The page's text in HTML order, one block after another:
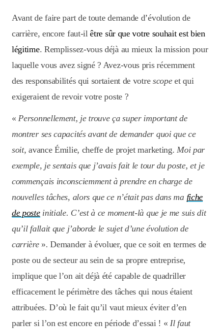
Avant de faire part de toute demande d’évolution de
carrière, encore faut-ilêtre sûr que votre souhait est bien
légitime. Remplissez-vous déjà au mieux la mission pour
laquelle vous avez signé ? Avez-vous pris récemment
des responsabilités qui sortaient de votre scopeet qui
exigeraient de revoir votre poste ?
«Personnellement, je trouve ça super important de
montrer ses capacités avant de demander quoi que ce
soit, avance Émilie, cheffe de projet marketing.Moi par
exemple, je sentais que j’avais fait le tour du poste, et je
commençais inconsciemment à prendre en charge de
nouvelles tâches, alors que ce n’était pas dans ma fiche
de posteinitiale. C’est à ce moment-là que je me suis dit
qu’il fallait que j’aborde le sujet d’une évolution de
carrière». Demander à évoluer, que ce soit en termes de
poste ou de secteur au sein de sa propre entreprise,
implique que l’on ait déjà été capable de quadriller
efficacement le périmètre des tâches qui nous étaient
attribuées. D’où le fait qu’il vaut mieux éviter d’en
parler si l’on est encore en période d’essai ! «Il faut